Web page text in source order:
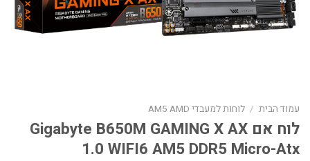
עמוד הבית / לוחות למעבדי AM5 AMD
לוח אם Gigabyte B650M GAMING X AX
1.0 WIFI6 AM5 DDR5 Micro-Atx